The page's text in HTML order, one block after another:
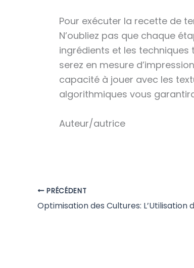
Pour exécuter la recette de
N’oubliez pas que chaque
ingrédients et les techniques
serez en mesure
capacité à jouer avec les
algorithmiques vous
Auteur/autrice
PRÉCÉDENT